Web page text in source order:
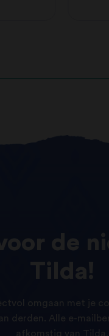
voor de
Tilda!
omgaan met je
derden. Alle e-
afkomstig van Tilda.